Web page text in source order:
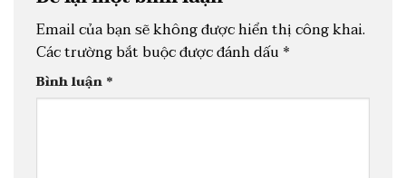
Email của bạn sẽ không được hiển thị công khai.
Các trường bắt buộc được đánh dấu *
Bình luận *